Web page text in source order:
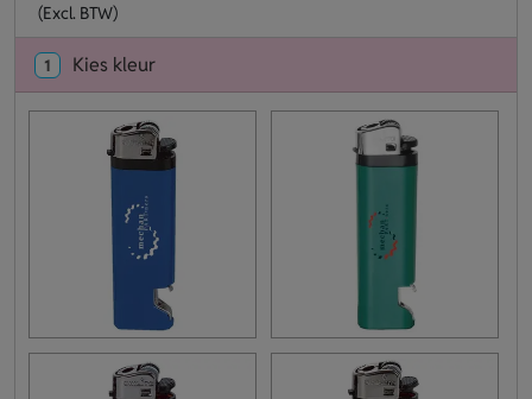
(Excl. BTW)
1 Kies kleur